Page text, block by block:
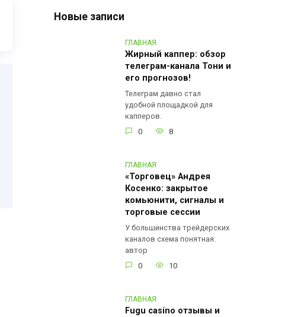
Новые записи
ГЛАВНАЯ
Жирный каппер: обзор
телеграм-канала Тони и
его прогнозов!
Телеграм давно стал
удобной площадкой для
капперов.
0
8
ГЛАВНАЯ
«Торговец» Андрея
Косенко: закрытое
комьюнити, сигналы и
торговые сессии
У большинства трейдерских
каналов схема понятная:
автор
0
10
ГЛАВНАЯ
Fugu casino отзывы и